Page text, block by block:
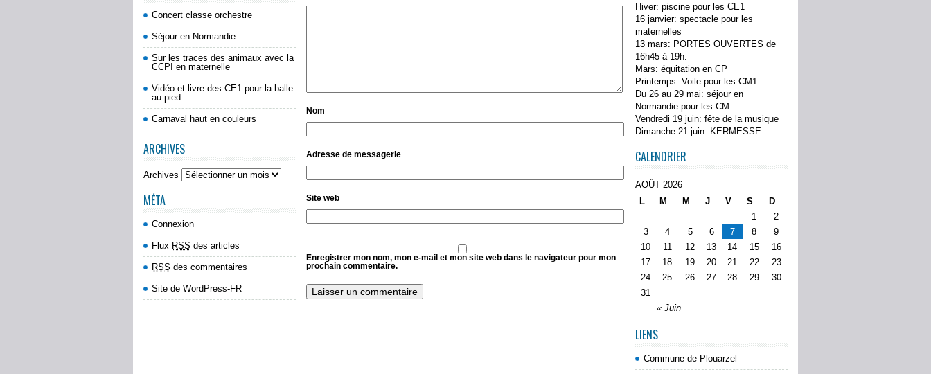
Nom
Adresse de messagerie
Site web
Enregistrer mon nom, mon e-mail et mon site web dans le navigateur pour mon
prochain commentaire.
Concert classe orchestre
Séjour en Normandie
Sur les traces des animaux avec la
CCPI en maternelle
Vidéo et livre des CE1 pour la balle
au pied
Carnaval haut en couleurs
ARCHIVES
Archives
MÉTA
Connexion
Flux RSS des articles
RSS des commentaires
Site de WordPress-FR
Hiver: piscine pour les CE1
16 janvier: spectacle pour les
maternelles
13 mars: PORTES OUVERTES de
16h45 à 19h.
Mars: équitation en CP
Printemps: Voile pour les CM1.
Du 26 au 29 mai: séjour en
Normandie pour les CM.
Vendredi 19 juin: fête de la musique
Dimanche 21 juin: KERMESSE
CALENDRIER
AOÛT 2026
L
M M J V S D
« Juin
1
2
3
4 5 6 7 8
9
10
11 12 13 14 15
16
17
18 19 20 21 22
23
24
25 26 27 28 29
30
31
LIENS
Commune de Plouarzel